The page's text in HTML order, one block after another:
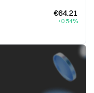
€64.21
+0.54%